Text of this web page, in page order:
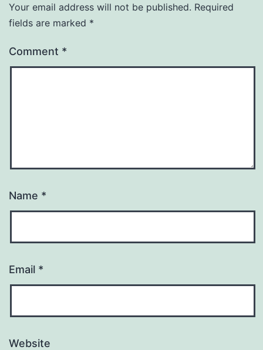
Your email address will not be published. Required
fields are marked *
Comment *
Name *
Email *
Website